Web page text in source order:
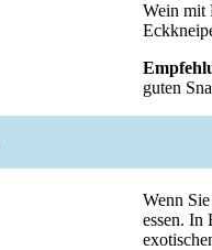
Wein mit
guten
Wenn
essen. In